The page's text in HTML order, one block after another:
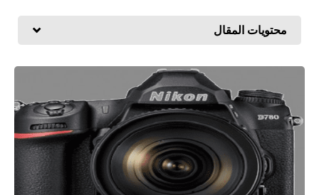
محتويات المقال